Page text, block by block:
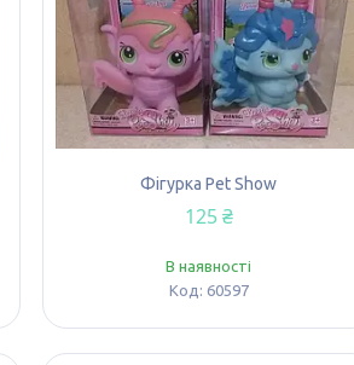
Фігурка Pet Show
125 ₴
В наявності
60597